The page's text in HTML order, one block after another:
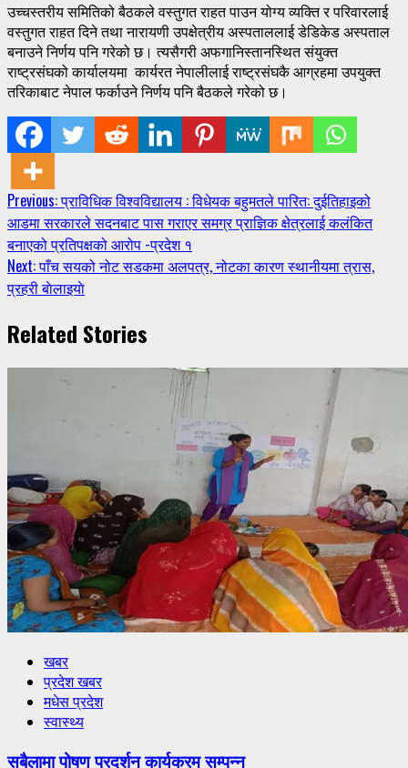
उच्चस्तरीय समितिको बैठकले वस्तुगत राहत पाउन योग्य व्यक्ति र परिवारलाई
वस्तुगत राहत दिने तथा नारायणी उपक्षेत्रीय अस्पताललाई डेडिकेड अस्पताल
बनाउने निर्णय पनि गरेको छ। त्यसैगरी अफगानिस्तानस्थित संयुक्त
राष्ट्रसंघको कार्यालयमा कार्यरत नेपालीलाई राष्ट्रसंघकै आग्रहमा उपयुक्त
तरिकाबाट नेपाल फर्काउने निर्णय पनि बैठकले गरेको छ।
Continue
Reading
Previous:प्राविधिक विश्वविद्यालय : विधेयक बहुमतले पारित: दुईतिहाइको
आडमा सरकारले सदनबाट पास गराएर समग्र प्राज्ञिक क्षेत्रलाई कलंकित
बनाएको प्रतिपक्षको आरोप -प्रदेश १
Next:पाँच सयको नोट सडकमा अलपत्र, नोटका कारण स्थानीयमा त्रास,
प्रहरी बाेलाइयाे
Related Stories
खबर
प्रदेश खबर
मधेस प्रदेश
स्वास्थ्य
सबैलामा पोषण प्रदर्शन कार्यक्रम सम्पन्न